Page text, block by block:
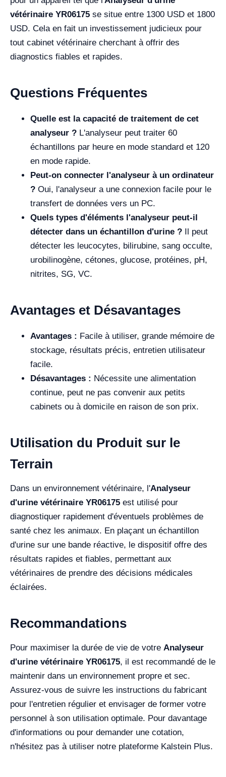
vétérinaire YR06175 se situe entre 1300 USD et 1800
USD. Cela en fait un investissement judicieux pour
tout cabinet vétérinaire cherchant à offrir des
diagnostics fiables et rapides.
Questions Fréquentes
Quelle est la capacité de traitement de cet
analyseur ? L'analyseur peut traiter 60
échantillons par heure en mode standard et 120
en mode rapide.
Peut-on connecter l'analyseur à un ordinateur
? Oui, l'analyseur a une connexion facile pour le
transfert de données vers un PC.
Quels types d'éléments l'analyseur peut-il
détecter dans un échantillon d'urine ? Il peut
détecter les leucocytes, bilirubine, sang occulte,
urobilinogène, cétones, glucose, protéines, pH,
nitrites, SG, VC.
Avantages et Désavantages
Avantages : Facile à utiliser, grande mémoire de
stockage, résultats précis, entretien utilisateur
facile.
Désavantages : Nécessite une alimentation
continue, peut ne pas convenir aux petits
cabinets ou à domicile en raison de son prix.
Utilisation du Produit sur le
Terrain
Dans un environnement vétérinaire, l'Analyseur
d'urine vétérinaire YR06175 est utilisé pour
diagnostiquer rapidement d'éventuels problèmes de
santé chez les animaux. En plaçant un échantillon
d'urine sur une bande réactive, le dispositif offre des
résultats rapides et fiables, permettant aux
vétérinaires de prendre des décisions médicales
éclairées.
Recommandations
Pour maximiser la durée de vie de votre Analyseur
d'urine vétérinaire YR06175, il est recommandé de le
maintenir dans un environnement propre et sec.
Assurez-vous de suivre les instructions du fabricant
pour l'entretien régulier et envisager de former votre
personnel à son utilisation optimale. Pour davantage
d'informations ou pour demander une cotation,
n'hésitez pas à utiliser notre plateforme Kalstein Plus.